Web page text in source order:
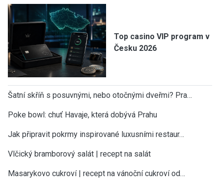
Top casino VIP program v
Česku 2026
Šatní skříň s posuvnými, nebo otočnými dveřmi? Pra…
Poke bowl: chuť Havaje, která dobývá Prahu
Jak připravit pokrmy inspirované luxusními restaur…
Vlčický bramborový salát | recept na salát
Masarykovo cukroví | recept na vánoční cukroví od…